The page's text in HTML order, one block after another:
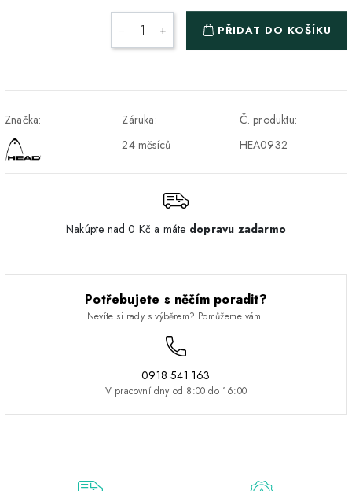
DPD - Odberné miesto
1-2 pracovné dni ZDARMA
− + PŘIDAT DO KOŠÍKU
Značka:
Záruka:
24 měsíců
Č. produktu:
HEA0932
Nakúpte nad 0 Kč a máte dopravu zadarmo
Potřebujete s něčím poradit?
Nevíte si rady s výběrem? Pomůžeme vám.
0918 541 163
V pracovní dny od 8:00 do 16:00